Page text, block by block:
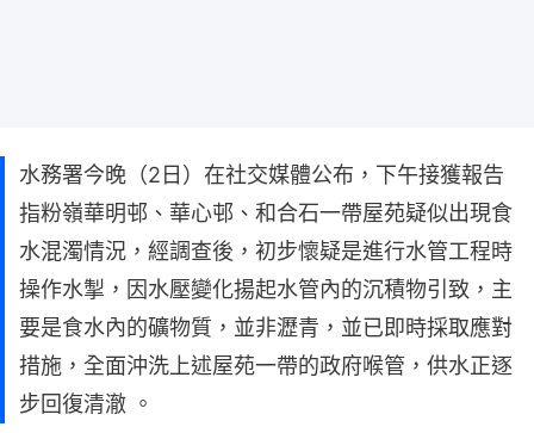
水務署今晚（2日）在社交媒體公布，下午接獲報告
指粉嶺華明邨、華心邨、和合石一帶屋苑疑似出現食
水混濁情況，經調查後，初步懷疑是進行水管工程時
操作水掣，因水壓變化揚起水管內的沉積物引致，主
要是食水內的礦物質，並非瀝青，並已即時採取應對
措施，全面沖洗上述屋苑一帶的政府喉管，供水正逐
步回復清澈 。